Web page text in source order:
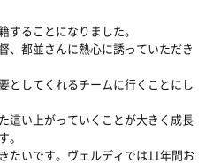
することになりました。
、都並さんに熱心に誘っていただき
としてくれるチームに行くことにし
這い上がっていくことが大きく成長
。
たいです。ヴェルディでは11年間お